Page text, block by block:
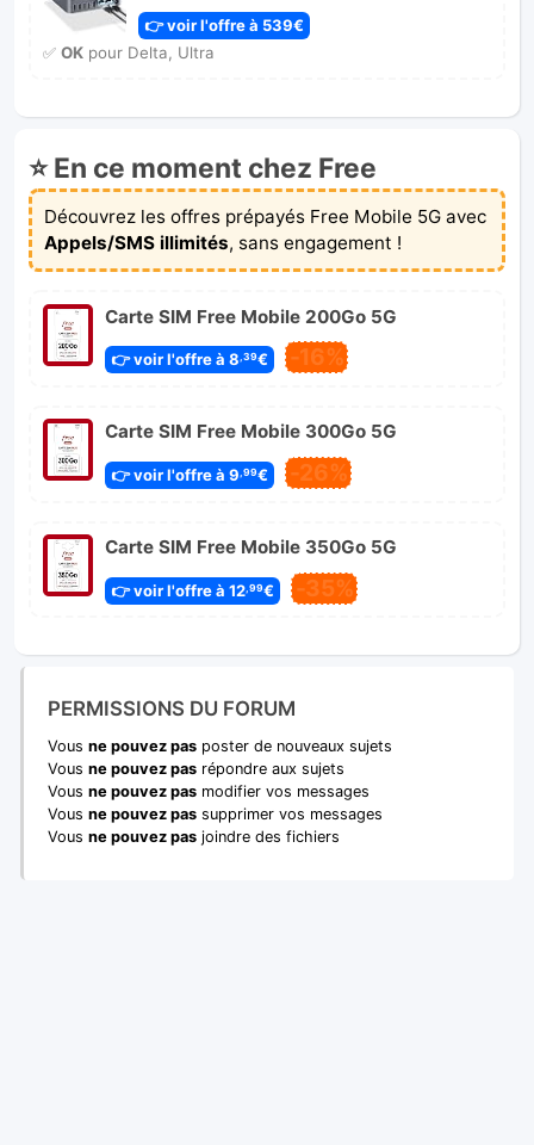
👉 voir l'offre à 539€
✅ OKpour Delta, Ultra
⭐ En ce moment chez Free
Découvrez les offres prépayés Free Mobile 5G avec
Appels/SMS illimités, sans engagement !
Carte SIM Free Mobile 200Go 5G
👉 voir l'offre à 8 ,39€ -16%
Carte SIM Free Mobile 300Go 5G
👉 voir l'offre à 9 ,99€ -26%
Carte SIM Free Mobile 350Go 5G
👉 voir l'offre à 12,99€ -35%
PERMISSIONS DU FORUM
Vous ne pouvez pas poster de nouveaux sujets
Vous ne pouvez pas répondre aux sujets
Vous ne pouvez pas modifier vos messages
Vous ne pouvez pas supprimer vos messages
Vous ne pouvez pas joindre des fichiers